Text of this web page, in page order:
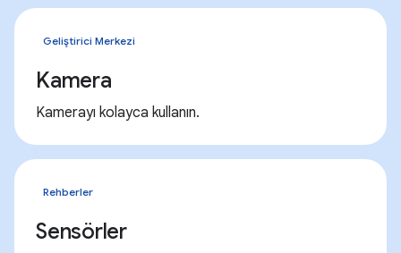
Geliştirici Merkezi
Kamera
Kamerayı kolayca kullanın.
Rehberler
Sensörler